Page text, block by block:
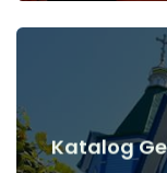
Katalog